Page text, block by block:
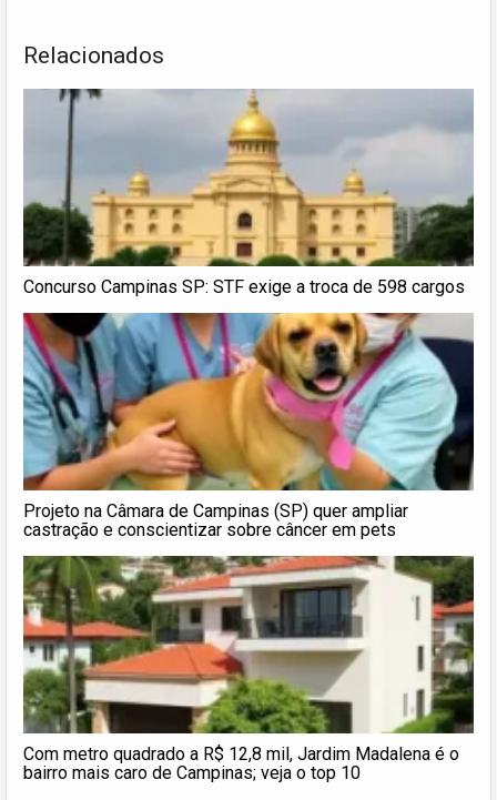
Relacionados
Concurso Campinas SP: STF exige a troca de 598 cargos
Projeto na Câmara de Campinas (SP) quer ampliar
castração e conscientizar sobre câncer em pets
Com metro quadrado a R$ 12,8 mil, Jardim Madalena é o
bairro mais caro de Campinas; veja o top 10